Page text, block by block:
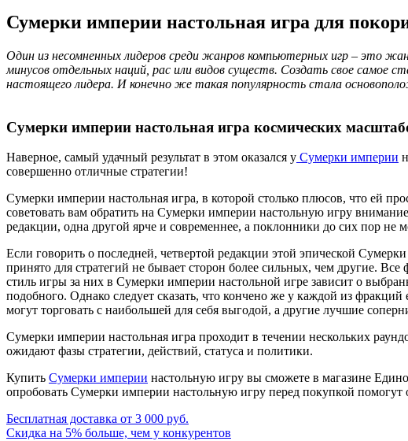
Сумерки империи настольная игра для
Один из несомненных лидеров среди жанров компьютерных игр – это
минусов отдельных наций, рас или видов существ. Создать свое самое
настоящего лидера. И конечно же такая популярность стала
Сумерки империи настольная игра космических
Наверное, самый удачный результат в этом оказался у Сумерки империи
совершенно отличные стратегии!
Сумерки империи настольная игра, в которой столько плюсов, что ей
советовать вам обратить на Сумерки империи настольную игру
редакции, одна другой ярче и современнее, а поклонники до сих пор не
Если говорить о последней, четвертой редакции этой эпической
принято для стратегий не бывает сторон более сильных, чем другие.
стиль игры за них в Сумерки империи настольной игре зависит о
подобного. Однако следует сказать, что кончено же у каждой из
могут торговать с наибольшей для себя выгодой, а другие лучшие
Сумерки империи настольная игра проходит в течении нескольких
ожидают фазы стратегии, действий, статуса и политики.
Купить Сумерки империи настольную игру вы сможете в магазине
опробовать Сумерки империи настольную игру перед покупкой помогут
Бесплатная доставка от 3 000 руб.
Скидка на 5% больше, чем у конкурентов